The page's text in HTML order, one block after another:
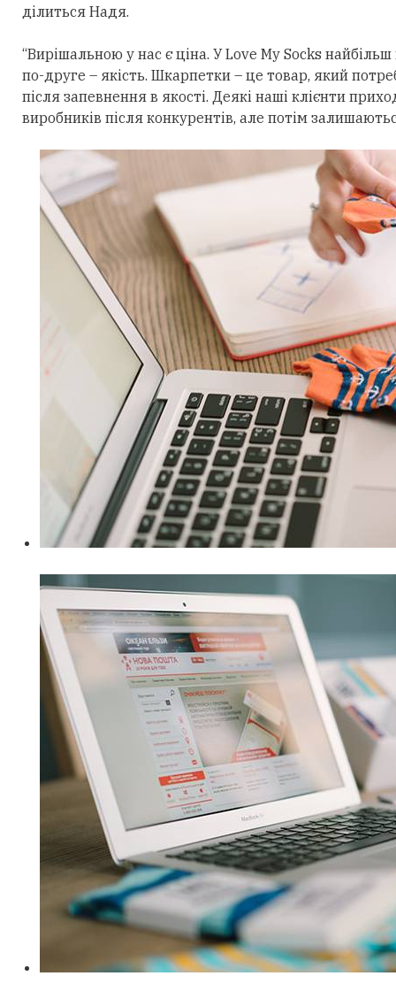
ділиться Надя.
“Вирішальною у нас є ціна. У Love My Socks
по-друге – якість. Шкарпетки – це товар, який
після запевнення в якості. Деякі наші клієнти
виробників після конкурентів, але потім